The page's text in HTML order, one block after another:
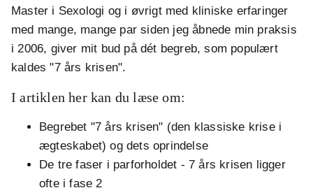
Master i Sexologi og i øvrigt med kliniske erfaringer
med mange, mange par siden jeg åbnede min praksis
i 2006, giver mit bud på dét begreb, som populært
kaldes "7 års krisen".
I artiklen her kan du læse om:
Begrebet "7 års krisen" (den klassiske krise i
ægteskabet) og dets oprindelse
De tre faser i parforholdet - 7 års krisen ligger
ofte i fase 2